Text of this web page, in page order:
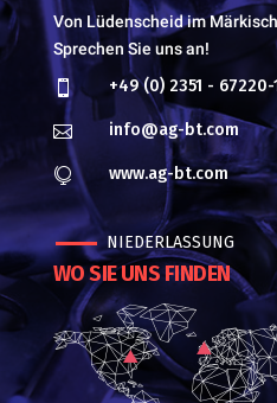
Von Lüdenscheid im
Sprechen Sie uns an!
 +49 (0) 2351 - 67220-
 info@ag-bt.com
 www.ag-bt.com
NIEDERLASSUNG
WO SIE UNS FINDEN